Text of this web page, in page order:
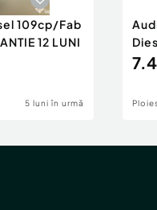
109cp/Fab
12 LUNI
5 luni în urmă